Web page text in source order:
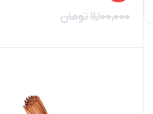
11,100,000تومان